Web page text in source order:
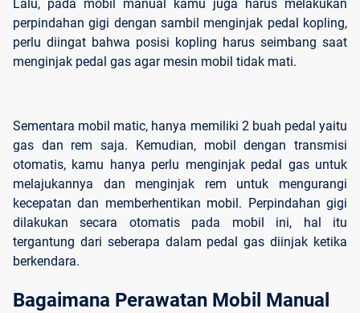
Lalu, pada mobil manual kamu juga harus melakukan
perpindahan gigi dengan sambil menginjak pedal kopling,
perlu diingat bahwa posisi kopling harus seimbang saat
menginjak pedal gas agar mesin mobil tidak mati.
Sementara mobil matic, hanya memiliki 2 buah pedal yaitu
gas dan rem saja. Kemudian, mobil dengan transmisi
otomatis, kamu hanya perlu menginjak pedal gas untuk
melajukannya dan menginjak rem untuk mengurangi
kecepatan dan memberhentikan mobil. Perpindahan gigi
dilakukan secara otomatis pada mobil ini, hal itu
tergantung dari seberapa dalam pedal gas diinjak ketika
berkendara.
Bagaimana Perawatan Mobil Manual